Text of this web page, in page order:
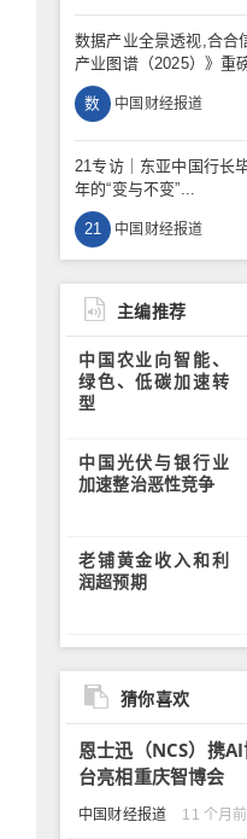
数据产业全景透视,合合
产业图谱（2025）》重
数 中国财经报道
21专访｜东亚中国行长
年的“变与不变”...
21 中国财经报道
主编推荐
中国农业向智能、
绿色、低碳加速转
型
中国光伏与银行业
加速整治恶性竞争
老铺黄金收入和利
润超预期
猜你喜欢
恩士迅（NCS）携
台亮相重庆智博会
中国财经报道 11 个月前